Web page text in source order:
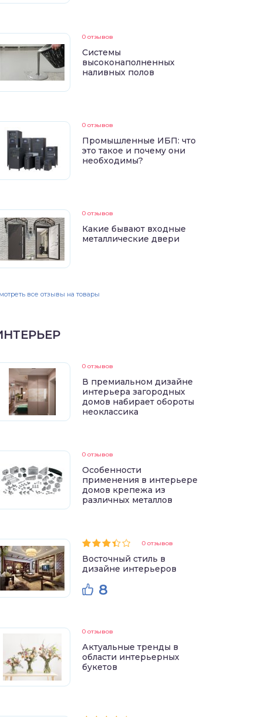
0 отзывов
Системы
высоконаполненных
наливных полов
0 отзывов
Промышленные ИБП: что
это такое и почему они
необходимы?
0 отзывов
Какие бывают входные
металлические двери
все отзывы на товары
0 отзывов
В премиальном дизайне
интерьера загородных
домов набирает обороты
неоклассика
0 отзывов
Особенности
применения в интерьере
домов крепежа из
различных металлов
0 отзывов
Восточный стиль в
дизайне интерьеров
8
0 отзывов
Актуальные тренды в
области интерьерных
букетов